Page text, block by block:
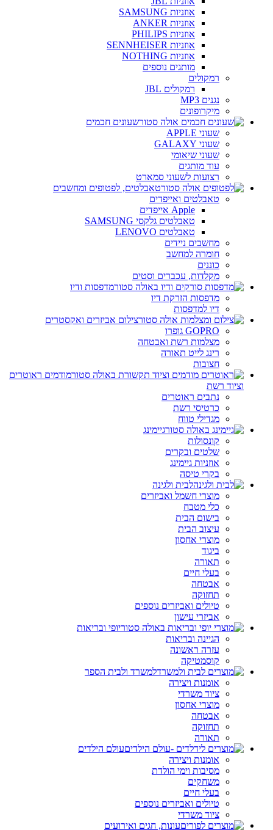
אוזניות SAMSUNG
אוזניות ANKER
אוזניות PHILIPS
אוזניות SENNHEISER
אוזניות NOTHING
מותגים נוספים
רמקולים
רמקולים JBL
נגנים MP3
מיקרופונים
שעונים חכמים
שעוני APPLE
שעוני GALAXY
שעוני שיאומי
עוד מותגים
רצועות לשעוני סמארט
טאבלטים, לפטופים ומחשבים
טאבלטים ואייפדים
Apple אייפדים
טאבלטים גלקסי SAMSUNG
טאבלטים LENOVO
מחשבים ניידים
חומרה למחשב
כוננים
מקלדות, עכברים וסטים
מדפסות ודיו
מדפסות הזרקת דיו
דיו למדפסות
צילום אביזרים ואקסטרים
GOPRO גופרו
מצלמות רשת ואבטחה
רינג לייט תאורה
חצובות
מודמים ראוטרים
וציוד רשת
נתבים ראוטרים
כרטיסי רשת
מגדילי טווח
גיימינג
קונסולות
שלטים ובקרים
אוזניות גיימינג
בקרי טיסה
לבית ולגינה
מוצרי חשמל ואביזרים
כלי מטבח
בישום הבית
עיצוב הבית
מוצרי אחסון
ביגוד
תאורה
בעלי חיים
אבטחה
תחזוקה
טיולים ואביזרים נוספים
אביזרי עישון
יופי ובריאות
הגיינה ובריאות
עזרה ראשונה
קוסמטיקה
למשרד ולבית הספר
אומנות ויצירה
ציוד משרדי
מוצרי אחסון
אבטחה
תחזוקה
תאורה
עולם הילדים
אומנות ויצירה
מסיבות וימי הולדת
משחקים
בעלי חיים
טיולים ואביזרים נוספים
ציוד משרדי
עונות, חגים ואירועים